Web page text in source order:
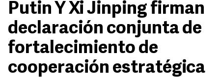
Putin Y Xi Jinping firman
declaración conjunta de
fortalecimiento de
cooperación estratégica